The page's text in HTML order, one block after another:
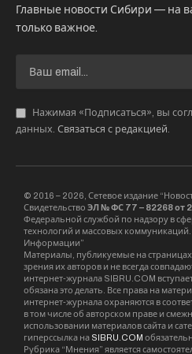
Главные новости Сибири — на
только важное.
Нажимая «Подписаться», вы
данных. Связаться с редакцией.
© 2016 – 2026, Сетевое издание
Свидетельство ЭЛ № ФС 77 – 82268 от
Федеральной службой по надзору в
технологий и массовых
Информации”
Материалы, публикуемые на
зрения их авторов и не всегда
интернет-журнала SIBRU.COM
обязана это делать. Все права на
интернет-журнала охраняются в
в том числе об авторском праве и
использовании материалов сайта и
гиперссылка на SIBRU.COM
Рубрика “Мнения” является